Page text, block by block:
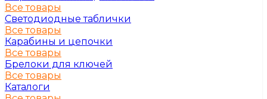
Все товары
Светодиодные таблички
Все товары
Карабины и цепочки
Все товары
Брелоки для ключей
Все товары
Каталоги